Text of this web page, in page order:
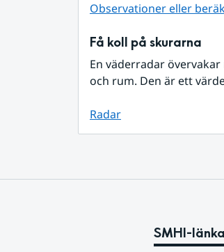
Observationer eller
Få koll på skurarna
En väderradar
och rum. Den är ett
Radar
SMHI-